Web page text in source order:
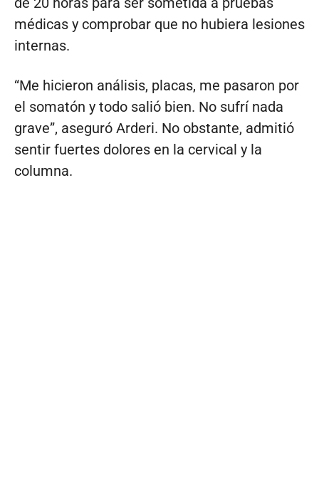
médicas y comprobar que no hubiera lesiones
internas.
“Me hicieron análisis, placas, me pasaron por
el somatón y todo salió bien. No sufrí nada
grave”, aseguró Arderi. No obstante, admitió
sentir fuertes dolores en la cervical y la
columna.